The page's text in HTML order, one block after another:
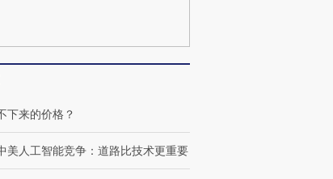
下来的价格？
美人工智能竞争：道路比技术更重要